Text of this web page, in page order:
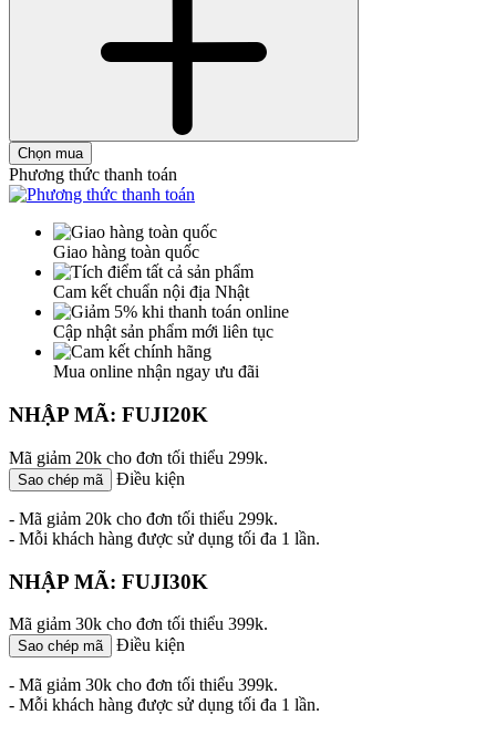
Chọn mua
Phương thức thanh toán
Giao hàng toàn quốc
Cam kết chuẩn nội địa Nhật
Cập nhật sản phẩm mới liên tục
Mua online nhận ngay ưu đãi
NHẬP MÃ: FUJI20K
Mã giảm 20k cho đơn tối thiểu 299k.
Sao chép mã Điều kiện
- Mã giảm 20k cho đơn tối thiểu 299k.
- Mỗi khách hàng được sử dụng tối đa 1 lần.
NHẬP MÃ: FUJI30K
Mã giảm 30k cho đơn tối thiểu 399k.
Sao chép mã Điều kiện
- Mã giảm 30k cho đơn tối thiểu 399k.
- Mỗi khách hàng được sử dụng tối đa 1 lần.